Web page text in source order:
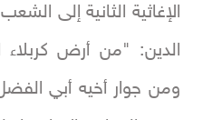
الإغاثية الثانية إلى
الدين: "من أرض كربلاء
ومن جوار أخيه أبي